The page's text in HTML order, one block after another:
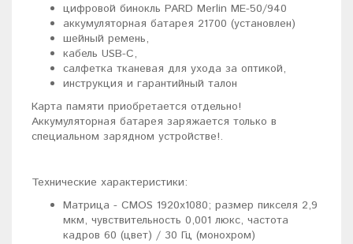
цифровой бинокль PARD Merlin ME-50/940
аккумуляторная батарея 21700 (установлен)
шейный ремень,
кабель USB-C,
салфетка тканевая для ухода за оптикой,
инструкция и гарантийный талон
Карта памяти приобретается отдельно!
Аккумуляторная батарея заряжается только в
специальном зарядном устройстве!.
Технические характеристики:
Матрица - CMOS 1920x1080; размер пикселя 2,9
мкм, чувствительность 0,001 люкс, частота
кадров 60 (цвет) / 30 Гц (монохром)